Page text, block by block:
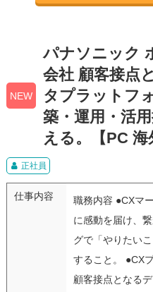
NEW
パナソニック
会社 顧客接点
タプラットフ
築・運用・活
える。【PC 海
正社員
仕事内容
職務内容 ●CXマ
に感動を届け、
グで「やりたい
すること。 ●CX
顧客接点となる